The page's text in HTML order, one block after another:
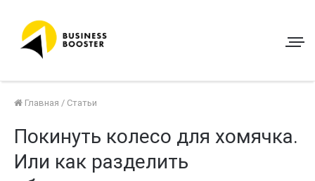
Главная / Статьи
Покинуть колесо для хомячка.
Или как разделить